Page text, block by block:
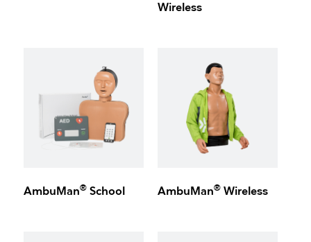
Wireless
AmbuMan® School AmbuMan®Wireless